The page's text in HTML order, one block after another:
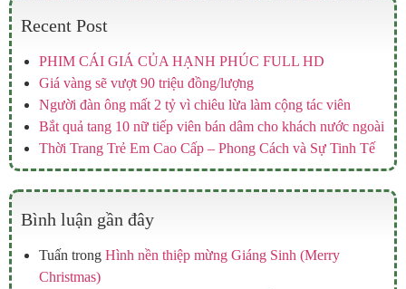
Recent Post
PHIM CÁI GIÁ CỦA HẠNH PHÚC FULL HD
Giá vàng sẽ vượt 90 triệu đồng/lượng
Người đàn ông mất 2 tỷ vì chiêu lừa làm cộng tác viên
Bắt quả tang 10 nữ tiếp viên bán dâm cho khách nước ngoài
Thời Trang Trẻ Em Cao Cấp – Phong Cách và Sự Tinh Tế
Bình luận gần đây
Tuấn trong Hình nền thiệp mừng Giáng Sinh (Merry
Christmas)